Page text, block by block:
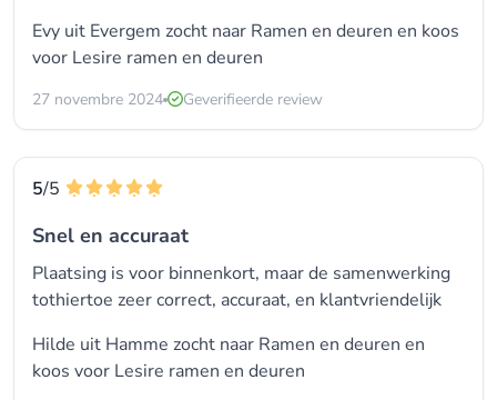
Evy uit Evergem zocht naar Ramen en deuren en koos
voor Lesire ramen en deuren
27 novembre 2024 Geverifieerde review
5/5
Snel en accuraat
Plaatsing is voor binnenkort, maar de samenwerking
tothiertoe zeer correct, accuraat, en klantvriendelijk
Hilde uit Hamme zocht naar Ramen en deuren en
koos voor Lesire ramen en deuren